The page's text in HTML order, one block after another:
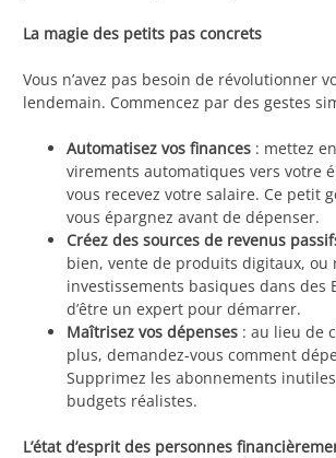
La magie des petits pas concrets
Vous n’avez pas besoin de révolutionner
lendemain. Commencez par des gestes
Automatisez vos finances : mettez
virements automatiques vers votre
vous recevez votre salaire. Ce petit
vous épargnez avant de dépenser.
Créez des sources de revenus
bien, vente de produits digitaux, ou
investissements basiques dans des
d’être un expert pour démarrer.
Maîtrisez vos dépenses : au lieu de
plus, demandez-vous comment
Supprimez les abonnements
budgets réalistes.
L’état d’esprit des personnes